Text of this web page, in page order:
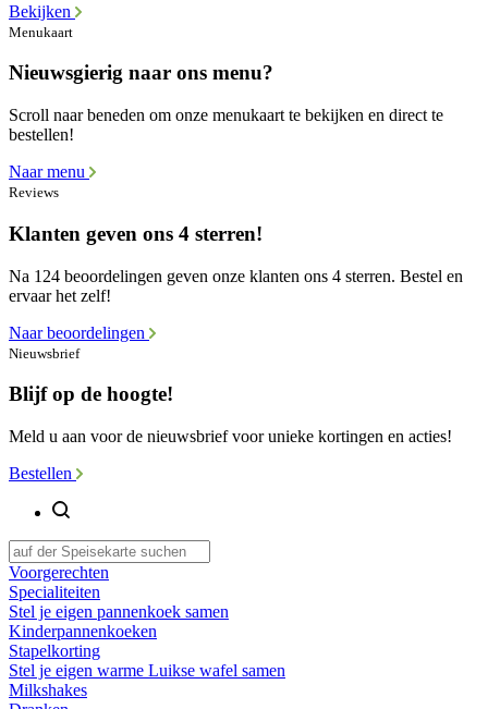
Bekijken
Menukaart
Nieuwsgierig naar ons menu?
Scroll naar beneden om onze menukaart te bekijken en direct te
bestellen!
Naar menu
Reviews
Klanten geven ons 4 sterren!
Na 124 beoordelingen geven onze klanten ons 4 sterren. Bestel en
ervaar het zelf!
Naar beoordelingen
Nieuwsbrief
Blijf op de hoogte!
Meld u aan voor de nieuwsbrief voor unieke kortingen en acties!
Bestellen
Voorgerechten
Specialiteiten
Stel je eigen pannenkoek samen
Kinderpannenkoeken
Stapelkorting
Stel je eigen warme Luikse wafel samen
Milkshakes